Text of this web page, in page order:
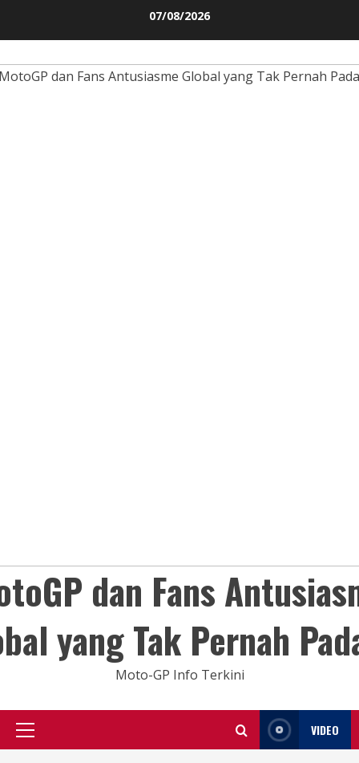
07/08/2026
dan Fans
yang Tak Pernah
Moto-GP Info Terkini
Primary
VIDEO